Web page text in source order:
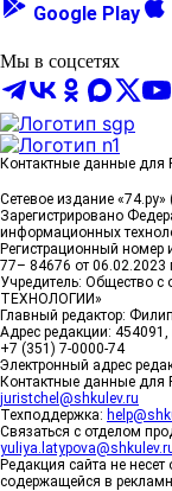
Google Play
Мы в соцсетях
Контактные данные для
Сетевое издание «74.ру»
Зарегистрировано
информационных
Регистрационный
77– 84676 от 06.02.2023
Учредитель: Общество с
ТЕХНОЛОГИИ»
Главный редактор:
Адрес редакции: 454091,
+7 (351) 7-0000-74
Электронный адрес
Контактные данные для
juristchel@shkulev.ru
Техподдержка:
Связаться с отделом
Редакция сайта не
содержащейся в